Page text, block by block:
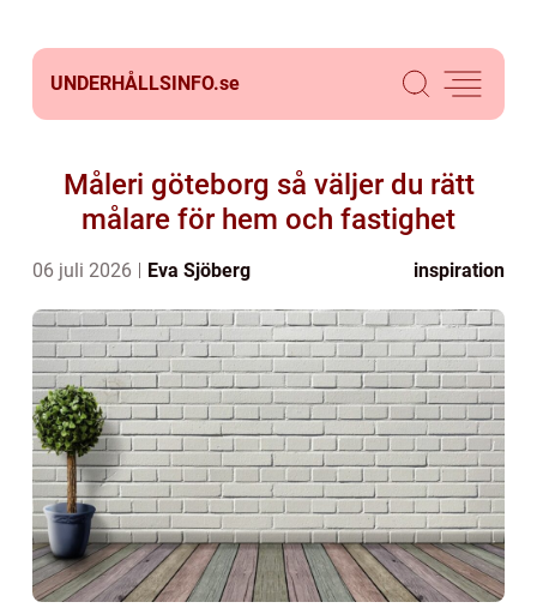
UNDERHÅLLSINFO.se
Måleri göteborg så väljer du rätt
målare för hem och fastighet
06 juli 2026 Eva Sjöberg inspiration